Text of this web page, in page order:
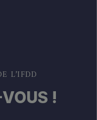
L’IFDD
!